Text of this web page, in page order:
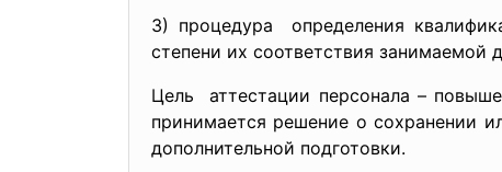
3) процедура определения
степени их соответствия занимаемой
Цель аттестации персонала –
принимается решение о сохранении
дополнительной подготовки.